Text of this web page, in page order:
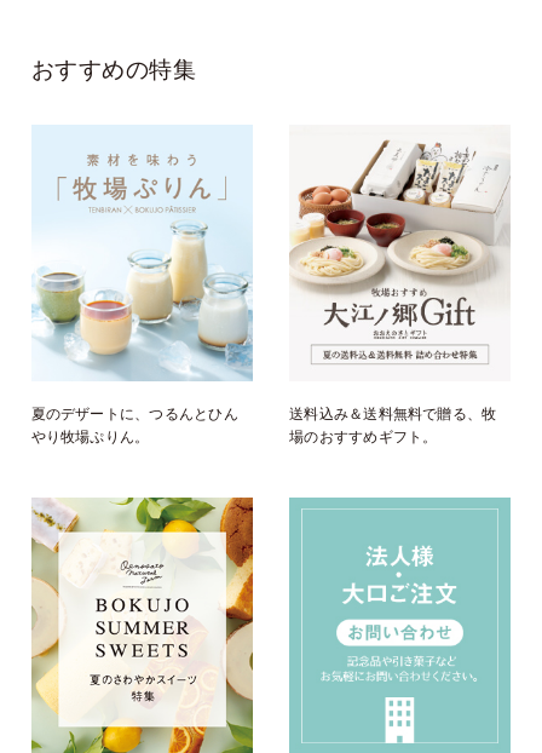
おすすめの特集
夏のデザートに、つるんとひん
やり牧場ぷりん。
送料込み＆送料無料で贈る、牧
場のおすすめギフト。